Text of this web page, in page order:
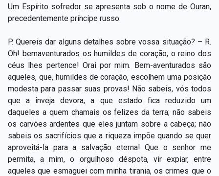
Um Espírito sofredor se apresenta sob o nome de Ouran,
precedentemente príncipe russo.
P. Quereis dar alguns detalhes sobre vossa situação? – R.
Oh! bemaventurados os humildes de coração, o reino dos
céus lhes pertence! Orai por mim. Bem-aventurados são
aqueles, que, humildes de coração, escolhem uma posição
modesta para passar suas provas! Não sabeis, vós todos
que a inveja devora, a que estado fica reduzido um
daqueles a quem chamais os felizes da terra; não sabeis
os carvões ardentes que eles juntam sobre a cabeça; não
sabeis os sacrifícios que a riqueza impõe quando se quer
aproveitá-la para a salvação eterna! Que o senhor me
permita, a mim, o orgulhoso déspota, vir expiar, entre
aqueles que esmaguei com minha tirania, os crimes que o